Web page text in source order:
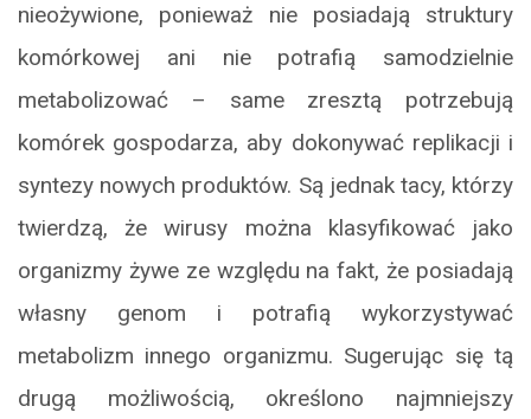
nieożywione, ponieważ nie posiadają struktury
komórkowej ani nie potrafią samodzielnie
metabolizować – same zresztą potrzebują
komórek gospodarza, aby dokonywać replikacji i
syntezy nowych produktów. Są jednak tacy, którzy
twierdzą, że wirusy można klasyfikować jako
organizmy żywe ze względu na fakt, że posiadają
własny genom i potrafią wykorzystywać
metabolizm innego organizmu. Sugerując się tą
drugą możliwością, określono najmniejszy